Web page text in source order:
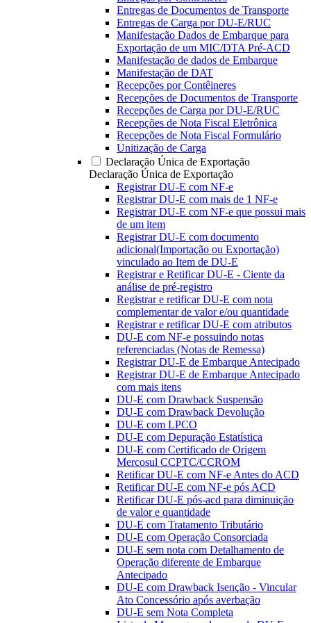
Entregas de Documentos de Transporte
Entregas de Carga por DU-E/RUC
Manifestação Dados de Embarque para
Exportação de um MIC/DTA Pré-ACD
Manifestação de dados de Embarque
Manifestação de DAT
Recepções por Contêineres
Recepções de Documentos de Transporte
Recepções de Carga por DU-E/RUC
Recepções de Nota Fiscal Eletrônica
Recepções de Nota Fiscal Formulário
Unitização de Carga
Declaração Única de Exportação
Declaração Única de Exportação
Registrar DU-E com NF-e
Registrar DU-E com mais de 1 NF-e
Registrar DU-E com NF-e que possui mais
de um item
Registrar DU-E com documento
adicional(Importação ou Exportação)
vinculado ao Item de DU-E
Registrar e Retificar DU-E - Ciente da
análise de pré-registro
Registrar e retificar DU-E com nota
complementar de valor e/ou quantidade
Registrar e retificar DU-E com atributos
DU-E com NF-e possuindo notas
referenciadas (Notas de Remessa)
Registrar DU-E de Embarque Antecipado
Registrar DU-E de Embarque Antecipado
com mais itens
DU-E com Drawback Suspensão
DU-E com Drawback Devolução
DU-E com LPCO
DU-E com Depuração Estatística
DU-E com Certificado de Origem
Mercosul CCPTC/CCROM
Retificar DU-E com NF-e Antes do ACD
Retificar DU-E com NF-e pós ACD
Retificar DU-E pós-acd para diminuição
de valor e quantidade
DU-E com Tratamento Tributário
DU-E com Operação Consorciada
DU-E sem nota com Detalhamento de
Operação diferente de Embarque
Antecipado
DU-E com Drawback Isenção - Vincular
Ato Concessório após averbação
DU-E sem Nota Completa